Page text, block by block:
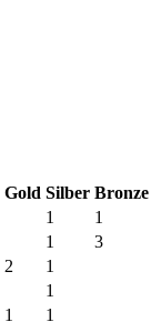
Gold Silber Bronze
1
1
1
3
2
1
1
1
1